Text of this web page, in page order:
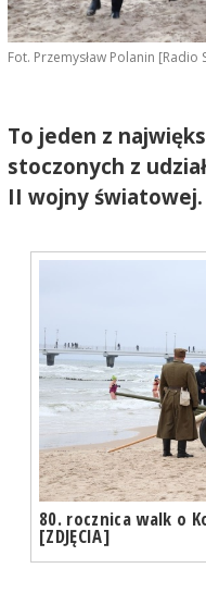
Fot. Przemysław Polanin [Radio
To jeden z
stoczonych z
II wojny światowej.
80. rocznica walk o
[ZDJĘCIA]